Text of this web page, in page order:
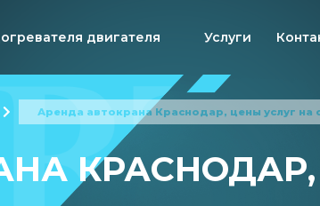
двигателя Услуги
Аренда автокрана Краснодар, цены услуг на